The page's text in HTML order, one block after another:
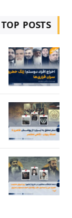
TOP POSTS